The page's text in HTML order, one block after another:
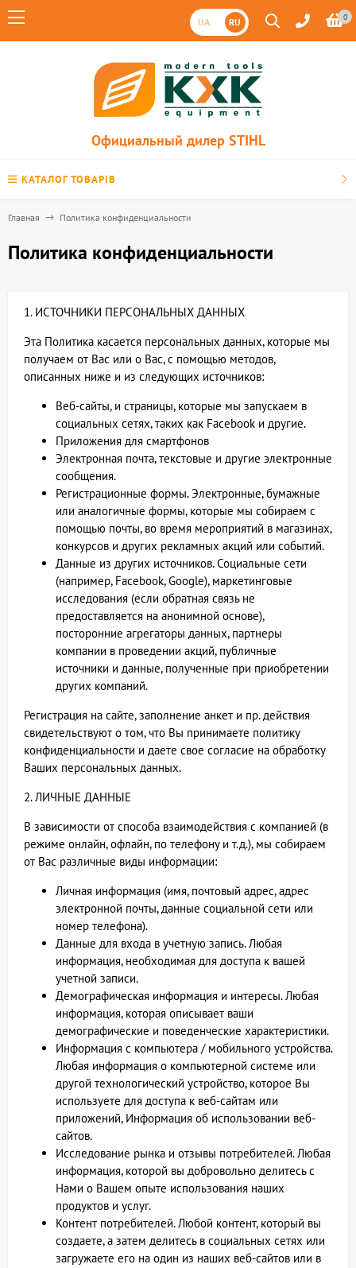
UA RU 0
Официальный дилер STIHL
КАТАЛОГ ТОВАРІВ
Главная Политика конфиденциальности
Политика конфиденциальности
1. ИСТОЧНИКИ ПЕРСОНАЛЬНЫХ ДАННЫХ
Эта Политика касается персональных данных, которые мы
получаем от Вас или о Вас, с помощью методов,
описанных ниже и из следующих источников:
Веб-сайты, и страницы, которые мы запускаем в
социальных сетях, таких как Facebook и другие.
Приложения для смартфонов
Электронная почта, текстовые и другие электронные
сообщения.
Регистрационные формы. Электронные, бумажные
или аналогичные формы, которые мы собираем с
помощью почты, во время мероприятий в магазинах,
конкурсов и других рекламных акций или событий.
Данные из других источников. Социальные сети
(например, Facebook, Google), маркетинговые
исследования (если обратная связь не
предоставляется на анонимной основе),
посторонние агрегаторы данных, партнеры
компании в проведении акций, публичные
источники и данные, полученные при приобретении
других компаний.
Регистрация на сайте, заполнение анкет и пр. действия
свидетельствуют о том, что Вы принимаете политику
конфиденциальности и даете свое согласие на обработку
Ваших персональных данных.
2. ЛИЧНЫЕ ДАННЫЕ
В зависимости от способа взаимодействия с компанией (в
режиме онлайн, офлайн, по телефону и т.д.), мы собираем
от Вас различные виды информации:
Личная информация (имя, почтовый адрес, адрес
электронной почты, данные социальной сети или
номер телефона).
Данные для входа в учетную запись. Любая
информация, необходимая для доступа к вашей
учетной записи.
Демографическая информация и интересы. Любая
информация, которая описывает ваши
демографические и поведенческие характеристики.
Информация с компьютера / мобильного устройства.
Любая информация о компьютерной системе или
другой технологический устройство, которое Вы
используете для доступа к веб-сайтам или
приложений, Информация об использовании веб-
сайтов.
Исследование рынка и отзывы потребителей. Любая
информация, которой вы добровольно делитесь с
Нами о Вашем опыте использования наших
продуктов и услуг.
Контент потребителей. Любой контент, который вы
создаете, а затем делитесь в социальных сетях или
загружаете его на один из наших веб-сайтов или в